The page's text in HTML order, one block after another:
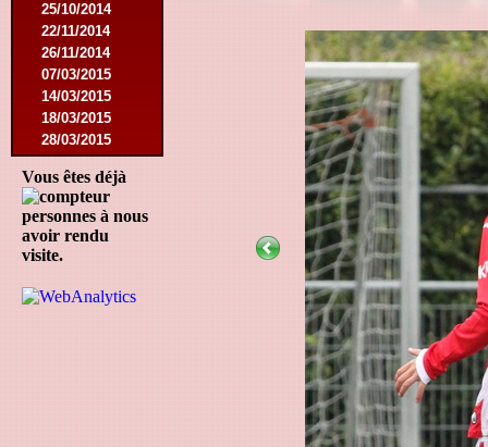
25/10/2014
22/11/2014
26/11/2014
07/03/2015
14/03/2015
18/03/2015
28/03/2015
25/04/2015
14/05/2015
12/09/2015
26/09/2015
03/10/2015
09/03/2016
Vous êtes déjà
personnes à nous
avoir rendu
visite.